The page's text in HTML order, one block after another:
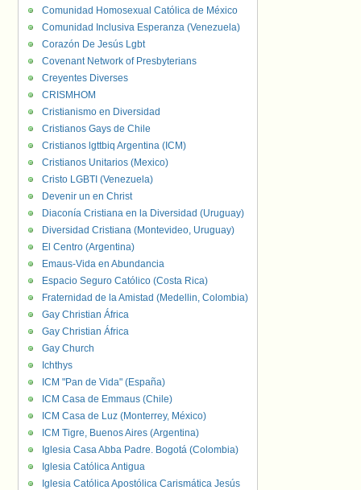
Comunidad Homosexual Católica de México
Comunidad Inclusiva Esperanza (Venezuela)
Corazón De Jesús Lgbt
Covenant Network of Presbyterians
Creyentes Diverses
CRISMHOM
Cristianismo en Diversidad
Cristianos Gays de Chile
Cristianos lgttbiq Argentina (ICM)
Cristianos Unitarios (Mexico)
Cristo LGBTI (Venezuela)
Devenir un en Christ
Diaconía Cristiana en la Diversidad (Uruguay)
Diversidad Cristiana (Montevideo, Uruguay)
El Centro (Argentina)
Emaus-Vida en Abundancia
Espacio Seguro Católico (Costa Rica)
Fraternidad de la Amistad (Medellin, Colombia)
Gay Christian África
Gay Christian África
Gay Church
Ichthys
ICM "Pan de Vida" (España)
ICM Casa de Emmaus (Chile)
ICM Casa de Luz (Monterrey, México)
ICM Tigre, Buenos Aires (Argentina)
Iglesia Casa Abba Padre. Bogotá (Colombia)
Iglesia Católica Antigua
Iglesia Católica Apostólica Carismática Jesús